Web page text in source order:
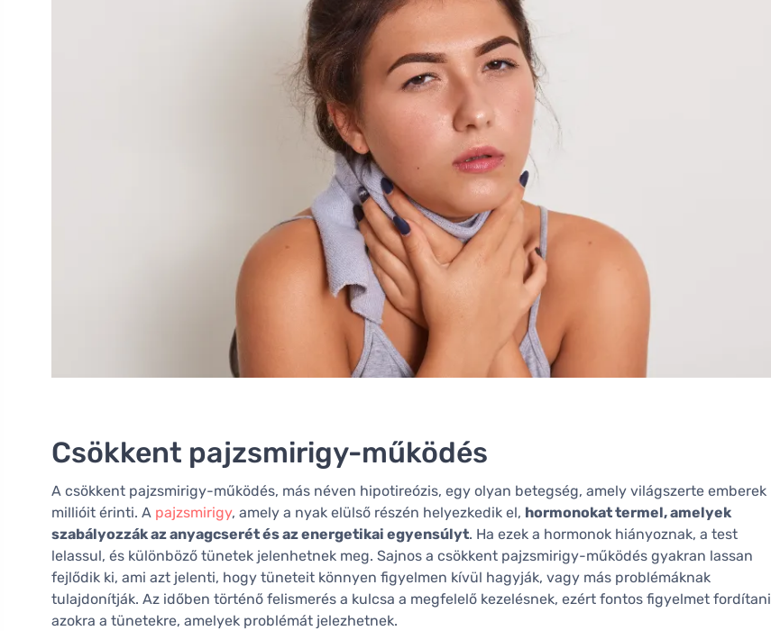
Csökkent pajzsmirigy-működés
A csökkent pajzsmirigy-működés, más néven hipotireózis, egy olyan betegség, amely világszerte emberek
millióit érinti. A pajzsmirigy, amely a nyak elülső részén helyezkedik el, hormonokat termel, amelyek
szabályozzák az anyagcserét és az energetikai egyensúlyt. Ha ezek a hormonok hiányoznak, a test
lelassul, és különböző tünetek jelenhetnek meg. Sajnos a csökkent pajzsmirigy-működés gyakran lassan
fejlődik ki, ami azt jelenti, hogy tüneteit könnyen figyelmen kívül hagyják, vagy más problémáknak
tulajdonítják. Az időben történő felismerés a kulcsa a megfelelő kezelésnek, ezért fontos figyelmet fordítani
azokra a tünetekre, amelyek problémát jelezhetnek.